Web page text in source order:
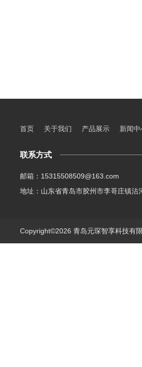
首页 关于我们 产品展示 新闻中
联系方式
邮箱：15315508509@163.com
地址：山东省青岛市胶州市李哥庄镇
Copyright©2026 青岛元琛智享科技